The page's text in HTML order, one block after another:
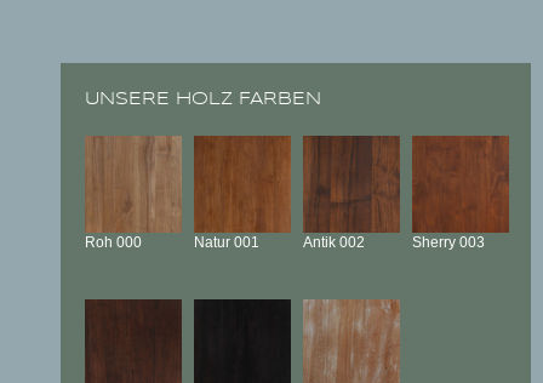
UNSERE HOLZ FARBEN
Roh 000 Natur 001 Antik 002 Sherry 003